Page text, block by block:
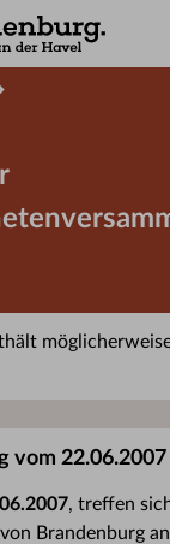
vom 22.06.2007
, treffen
Brandenburg